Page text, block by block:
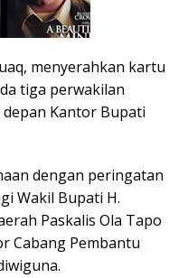
menyerahkan kartu
tiga perwakilan
Kantor Bupati
dengan peringatan
Wakil Bupati H.
Paskalis Ola Tapo
Cabang Pembantu